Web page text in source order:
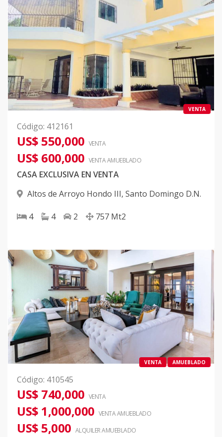
VENTA
Código: 412161
US$ 550,000 VENTA
US$ 600,000 VENTA AMUEBLADO
CASA EXCLUSIVA EN VENTA
Altos de Arroyo Hondo III, Santo Domingo D.N.
4 4 2 757 Mt2
VENTA AMUEBLADO
Código: 410545
US$ 740,000 VENTA
US$ 1,000,000 VENTA AMUEBLADO
US$ 5,000 ALQUILERAMUEBLADO